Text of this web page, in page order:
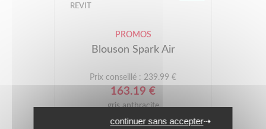
REVIT
PROMOS
Blouson Spark Air
Prix conseillé : 239.99 €
163.19 €
gris anthracite
continuer sans accepter